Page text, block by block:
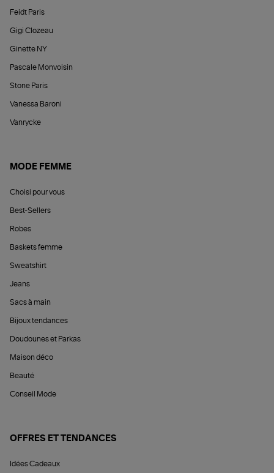
Feidt Paris
Gigi Clozeau
Ginette NY
Pascale Monvoisin
Stone Paris
Vanessa Baroni
Vanrycke
MODE FEMME
Choisi pour vous
Best-Sellers
Robes
Baskets femme
Sweatshirt
Jeans
Sacs à main
Bijoux tendances
Doudounes et Parkas
Maison déco
Beauté
Conseil Mode
OFFRES ET TENDANCES
Idées Cadeaux